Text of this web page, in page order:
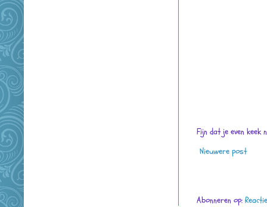
Fijn dat je even
Nieuwere post
Abonneren op: